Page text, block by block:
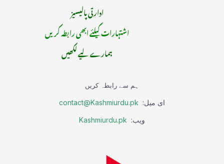
ادارتی پالیسیز
اشتہارات کیلئے ابھی رابطہ کریں
ہمارے لیے لکھیں
ہم سے رابطہ کریں
ای میل: contact@Kashmiurdu.pk
ویب: Kashmiurdu.pk